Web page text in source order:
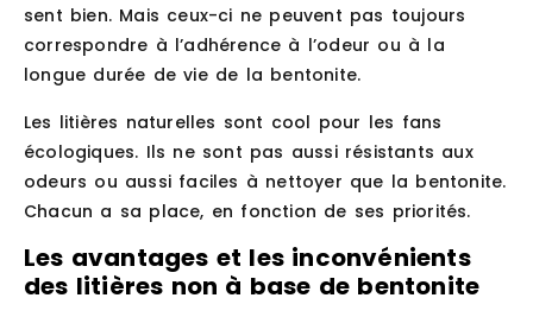
sent bien. Mais ceux-ci ne peuvent pas toujours
correspondre à l’adhérence à l’odeur ou à la
longue durée de vie de la bentonite.
Les litières naturelles sont cool pour les fans
écologiques. Ils ne sont pas aussi résistants aux
odeurs ou aussi faciles à nettoyer que la bentonite.
Chacun a sa place, en fonction de ses priorités.
Les avantages et les inconvénients
des litières non à base de bentonite